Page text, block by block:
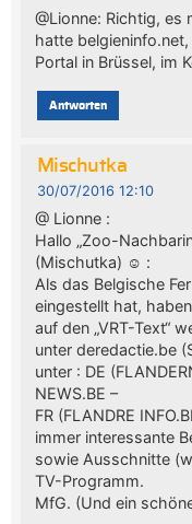
@Lionne: Richtig, es
hatte
Portal in Brüssel, im
Antworten
Mischutka
30/07/2016 12:10
@ Lionne :
Hallo „Zoo-
(Mischutka) ☺ :
Als das Belgische
eingestellt hat,
auf den „VRT-Text“
unter deredactie.be
unter : DE
NEWS.BE –
FR (FLANDRE
immer interessante
sowie Ausschnitte
TV-Programm.
MfG. (Und ein